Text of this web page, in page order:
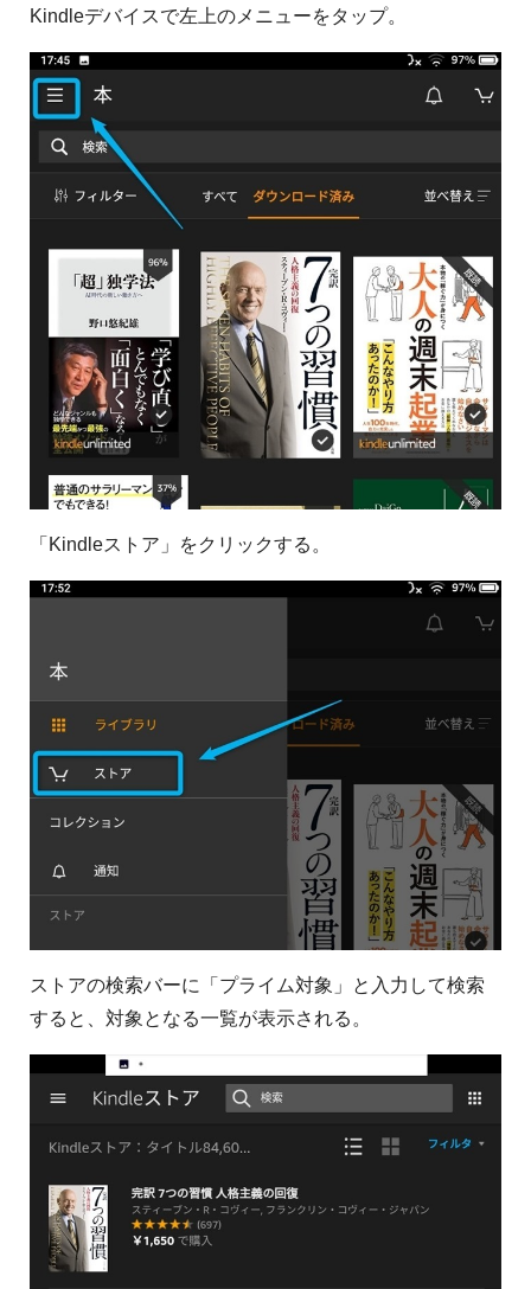
Kindleデバイスで左上のメニューをタップ。
「Kindleストア」をクリックする。
ストアの検索バーに「プライム対象」と入力して検索
すると、対象となる一覧が表示される。